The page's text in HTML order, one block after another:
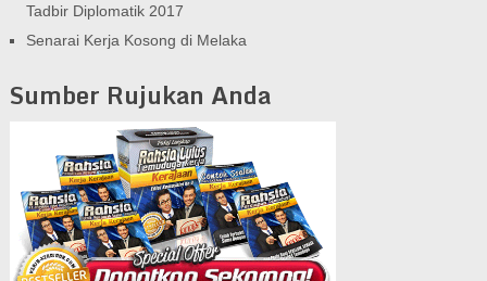
Tadbir Diplomatik 2017
Senarai Kerja Kosong di Melaka
Sumber Rujukan Anda